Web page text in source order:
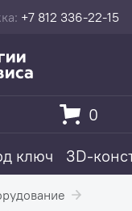
+7 812 336-22-15
ключ 3D-
0